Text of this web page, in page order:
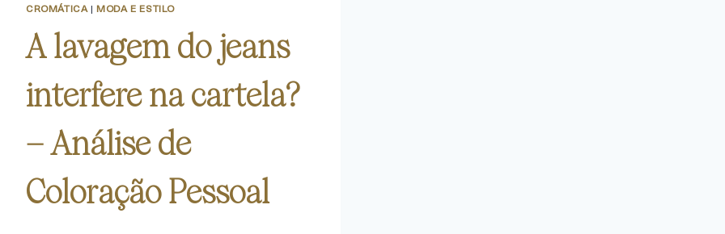
CROMÁTICA| MODA E ESTILO
A lavagem do jeans
interfere na cartela?
– Análise de
Coloração Pessoal